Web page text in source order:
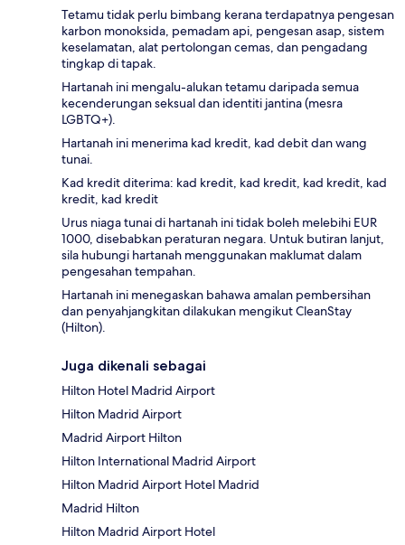
Tetamu tidak perlu bimbang kerana terdapatnya pengesan
karbon monoksida, pemadam api, pengesan asap, sistem
keselamatan, alat pertolongan cemas, dan pengadang
tingkap di tapak.
Hartanah ini mengalu-alukan tetamu daripada semua
kecenderungan seksual dan identiti jantina (mesra
LGBTQ+).
Hartanah ini menerima kad kredit, kad debit dan wang
tunai.
Kad kredit diterima: kad kredit, kad kredit, kad kredit, kad
kredit, kad kredit
Urus niaga tunai di hartanah ini tidak boleh melebihi EUR
1000, disebabkan peraturan negara. Untuk butiran lanjut,
sila hubungi hartanah menggunakan maklumat dalam
pengesahan tempahan.
Hartanah ini menegaskan bahawa amalan pembersihan
dan penyahjangkitan dilakukan mengikut CleanStay
(Hilton).
Juga dikenali sebagai
Hilton Hotel Madrid Airport
Hilton Madrid Airport
Madrid Airport Hilton
Hilton International Madrid Airport
Hilton Madrid Airport Hotel Madrid
Madrid Hilton
Hilton Madrid Airport Hotel